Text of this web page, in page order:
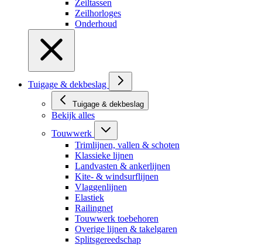
Zeiltassen
Zeilhorloges
Onderhoud
Tuigage & dekbeslag
Tuigage & dekbeslag
Bekijk alles
Touwwerk
Trimlijnen, vallen & schoten
Klassieke lijnen
Landvasten & ankerlijnen
Kite- & windsurflijnen
Vlaggenlijnen
Elastiek
Railingnet
Touwwerk toebehoren
Overige lijnen & takelgaren
Splitsgereedschap